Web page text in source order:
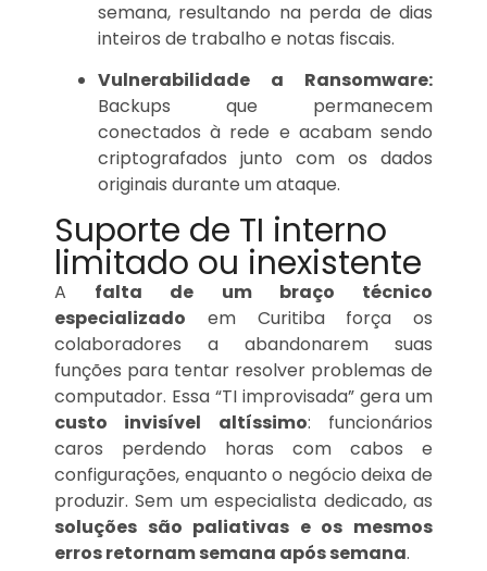
semana, resultando na perda de dias
inteiros de trabalho e notas fiscais.
Vulnerabilidade a Ransomware:
Backups que permanecem
conectados à rede e acabam sendo
criptografados junto com os dados
originais durante um ataque.
Suporte de TI interno
limitado ou inexistente
A falta de um braço técnico
especializado em Curitiba força os
colaboradores a abandonarem suas
funções para tentar resolver problemas de
computador. Essa “TI improvisada” gera um
custo invisível altíssimo: funcionários
caros perdendo horas com cabos e
configurações, enquanto o negócio deixa de
produzir. Sem um especialista dedicado, as
soluções são paliativas e os mesmos
erros retornam semana após semana.